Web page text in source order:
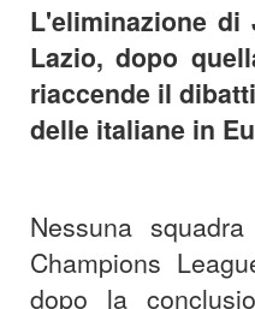
L'eliminazione di
Lazio, dopo
riaccende il
delle italiane in
Nessuna
Champions
dopo la